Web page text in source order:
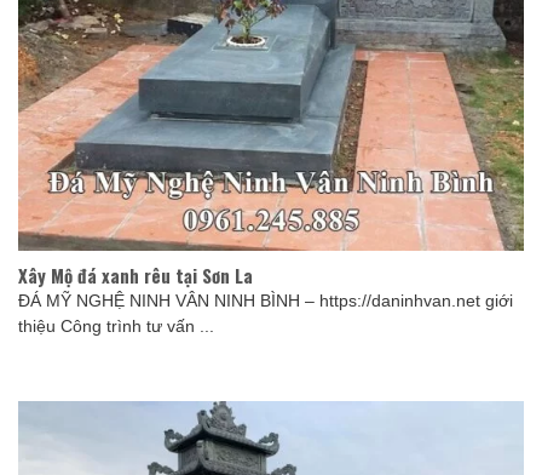
Xây Mộ đá xanh rêu tại Sơn La
ĐÁ MỸ NGHỆ NINH VÂN NINH BÌNH – https://daninhvan.net giới
thiệu Công trình tư vấn ...